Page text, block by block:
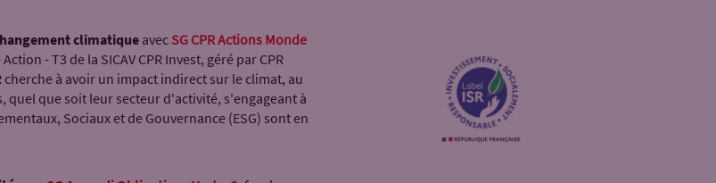
climatiqueavec SG CPR Actions Monde
- T3 de la SICAV CPR Invest, géré par CPR
cherche à avoir un impact indirect sur le climat, au
que soit leur secteur d'activité, s'engageant à
Sociaux et de Gouvernance (ESG) sont en